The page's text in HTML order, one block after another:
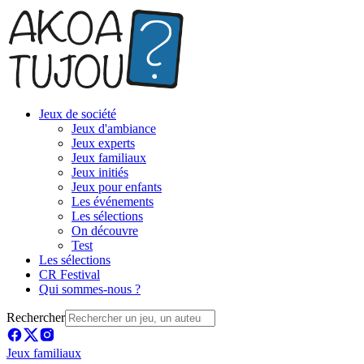
Jeux de société
Jeux d'ambiance
Jeux experts
Jeux familiaux
Jeux initiés
Jeux pour enfants
Les événements
Les sélections
On découvre
Test
Les sélections
CR Festival
Qui sommes-nous ?
Rechercher
Jeux familiaux